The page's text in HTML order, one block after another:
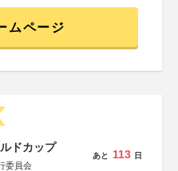
ムページ
ドカップ
委員会
あと 113 日